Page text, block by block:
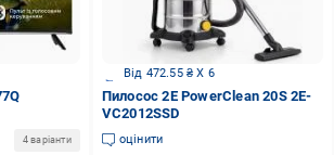
4 варіанти
Від 472.55 ₴ X 6
Пилосос 2E PowerClean 20S 2E-
VC2012SSD
оцінити